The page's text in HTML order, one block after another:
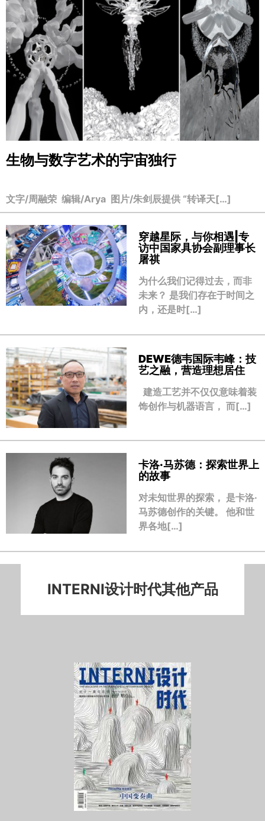
生物与数字艺术的宇宙独行
文字/周融荣 编辑/Arya 图片/朱剑辰提供 “转译天[…]
穿越星际，与你相遇|专
访中国家具协会副理事长
屠祺
为什么我们记得过去，而非
未来？ 是我们存在于时间之
内，还是时[…]
DEWE德韦国际韦峰：技
艺之融，营造理想居住
建造工艺并不仅仅意味着装
饰创作与机器语言， 而[…]
卡洛·马苏德：探索世界上
的故事
对未知世界的探索， 是卡洛·
马苏德创作的关键。 他和世
界各地[…]
INTERNI设计时代其他产品